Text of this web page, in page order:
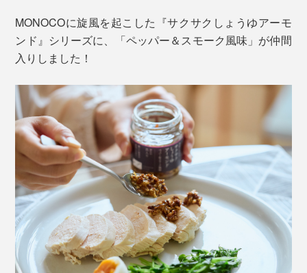
MONOCOに旋風を起こした『サクサクしょうゆアーモ
ンド』シリーズに、「ペッパー＆スモーク風味」が仲間
入りしました！